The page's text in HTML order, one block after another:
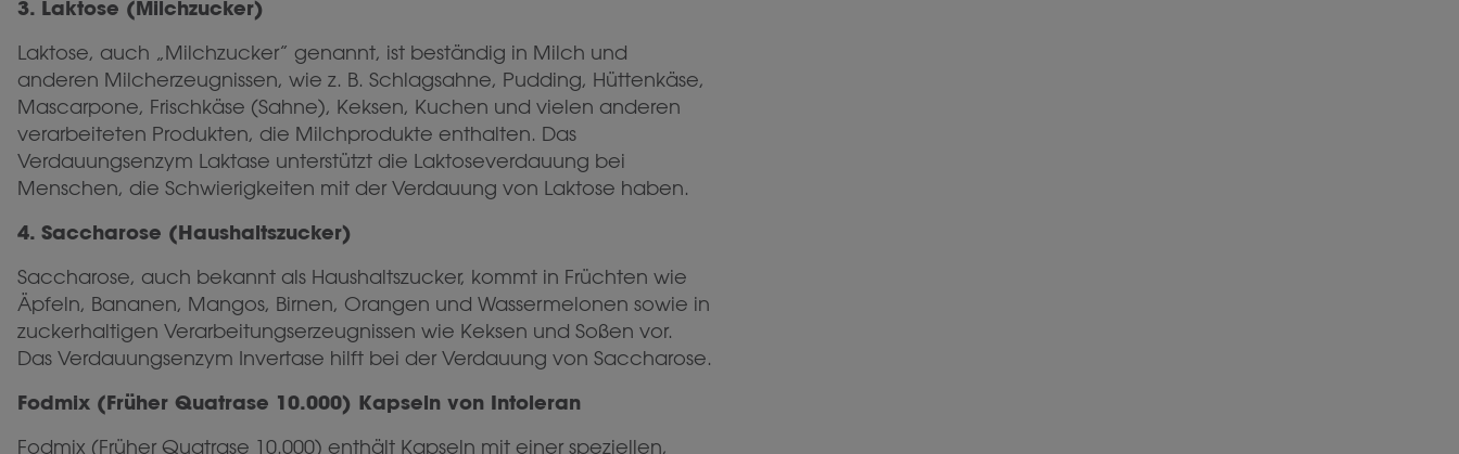
3. Laktose (Milchzucker)
Laktose, auch „Milchzucker” genannt, ist beständig in Milch und
anderen Milcherzeugnissen, wie z. B. Schlagsahne, Pudding, Hüttenkäse,
Mascarpone, Frischkäse (Sahne), Keksen, Kuchen und vielen anderen
verarbeiteten Produkten, die Milchprodukte enthalten. Das
Verdauungsenzym Laktase unterstützt die Laktoseverdauung bei
Menschen, die Schwierigkeiten mit der Verdauung von Laktose haben.
4. Saccharose (Haushaltszucker)
Saccharose, auch bekannt als Haushaltszucker, kommt in Früchten wie
Äpfeln, Bananen, Mangos, Birnen, Orangen und Wassermelonen sowie in
zuckerhaltigen Verarbeitungserzeugnissen wie Keksen und Soßen vor.
Das Verdauungsenzym Invertase hilft bei der Verdauung von Saccharose.
Fodmix (Früher Quatrase 10.000) Kapseln von Intoleran
Fodmix (Früher Quatrase 10.000) enthält Kapseln mit einer speziellen,